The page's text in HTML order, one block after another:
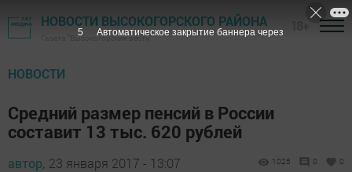
НОВОСТИ ВЫСОКОГОРСКОГО РАЙОНА
Газета "Высокогорские вести"
НОВОСТИ
Средний размер пенсий в России
составит 13 тыс. 620 рублей
автор, 23 января 2017 - 13:07 1025 0 0
3 Автоматическое закрытие баннера через